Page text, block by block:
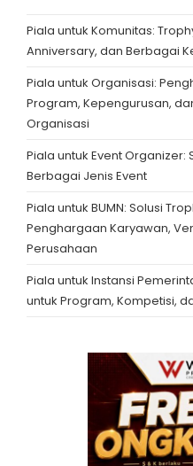
Piala untuk Komunitas:
Anniversary, dan Berbagai
Piala untuk Organisasi:
Program, Kepengurusan,
Organisasi
Piala untuk Event Organizer:
Berbagai Jenis Event
Piala untuk BUMN: Solusi
Penghargaan Karyawan,
Perusahaan
Piala untuk Instansi
untuk Program, Kompetisi,